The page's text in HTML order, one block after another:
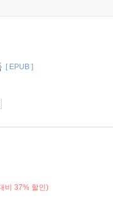
[ EPUB ]
비 37% 할인)